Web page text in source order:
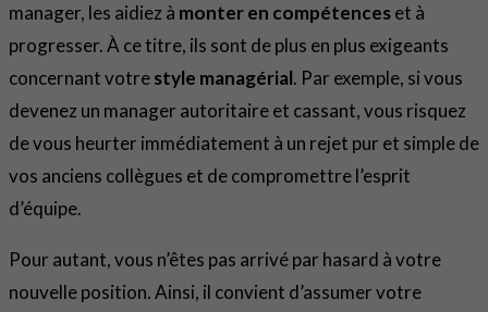
manager, les aidiez à monter en compétenceset à
progresser. À ce titre, ils sont de plus en plus exigeants
concernant votrestyle managérial. Par exemple, si vous
devenez un manager autoritaire et cassant, vous risquez
de vous heurter immédiatement à un rejet pur et simple de
vos anciens collègues et de compromettre l’esprit
d’équipe.
Pour autant, vous n’êtes pas arrivé par hasard à votre
nouvelle position. Ainsi, il convient d’assumer votre